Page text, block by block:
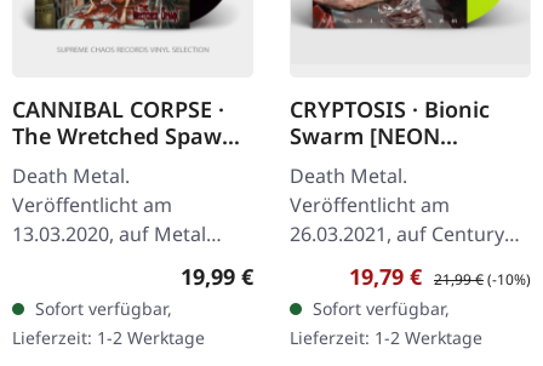
CANNIBAL CORPSE ·
The Wretched Spawn
| BLACK LP
Death Metal.
Veröffentlicht am
13.03.2020, auf Metal
Blade Records. Schwarzes
Vinyl mit Insert und
Poster. Cannibal Corpses
"The Wretched Spawn"
Regulärer Preis:
19,99 €
Sofort verfügbar,
Lieferzeit: 1-2 Werktage
CRYPTOSIS · Bionic
Swarm [NEON
YELLOW] | LP
Death Metal.
Veröffentlicht am
26.03.2021, auf Century
Media Records. Exklusives
neon gelbes Vinyl im
Gatefold-Cover mit Album
auf CD, erhätllich nur…
Verkaufspreis:
19,79 € Regulärer Preis:
21,99 €(-10%)
Sofort verfügbar,
Lieferzeit: 1-2 Werktage